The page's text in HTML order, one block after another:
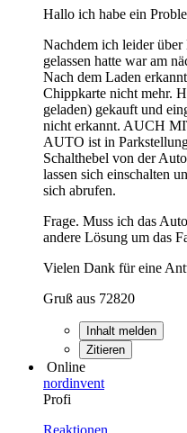
Hallo ich habe ein
Nachdem ich leider
gelassen hatte war am
Nach dem Laden
Chippkarte nicht mehr.
geladen) gekauft und
nicht erkannt. AUCH
AUTO ist in
Schalthebel von der
lassen sich einschalten
sich abrufen.
Frage. Muss ich das
andere Lösung um das
Vielen Dank für eine
Gruß aus 72820
Inhalt melden
Zitieren
Online
nordinvent
Profi
Reaktionen